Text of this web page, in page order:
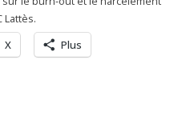
Lattès.
X Plus